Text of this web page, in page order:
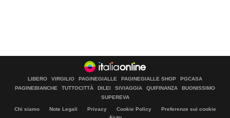
LIBERO VIRGILIO PAGINEGIALLE PAGINEGIALLE SHOP
PGCASA
PAGINEBIANCHE
TUTTOCITTÀ DILEI SIVIAGGIA QUIFINANZA
BUONISSIMO
SUPEREVA
Chi siamo Note Legali Privacy Cookie Policy
Preferenze sui cookie